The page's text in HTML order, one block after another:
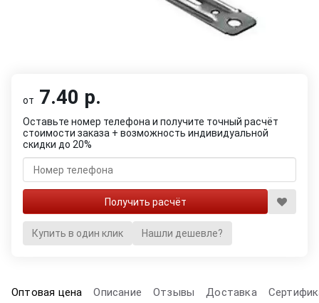
от 7.40 р.
Оставьте номер телефона и получите точный расчёт
стоимости заказа + возможность индивидуальной
скидки до 20%
Купить в один клик Нашли дешевле?
Оптовая цена Описание Отзывы Доставка